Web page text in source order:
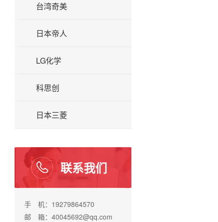
台湾奇美
日本帝人
LG化学
科思创
日本三菱
联系我们
手 机：19279864570
邮 箱：40045692@qq.com